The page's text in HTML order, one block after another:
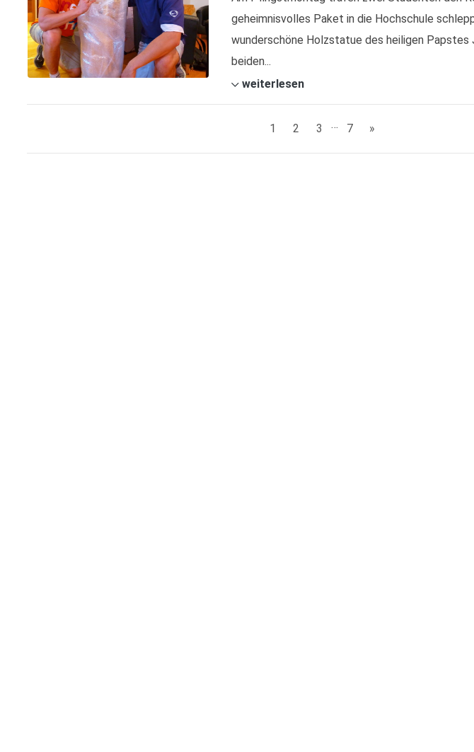
geheimnisvolles Paket in die Hochschule
wunderschöne Holzstatue des heiligen Papstes
beiden...
weiterlesen
1 2 3 … 7 »